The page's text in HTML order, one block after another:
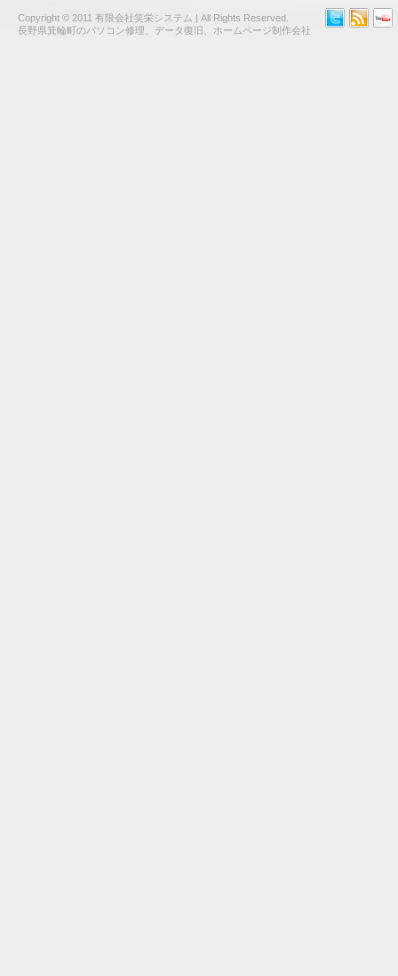
Copyright © 2011 有限会社笑栄システム | All Rights Reserved.
長野県箕輪町のパソコン修理、データ復旧、ホームページ制作会社